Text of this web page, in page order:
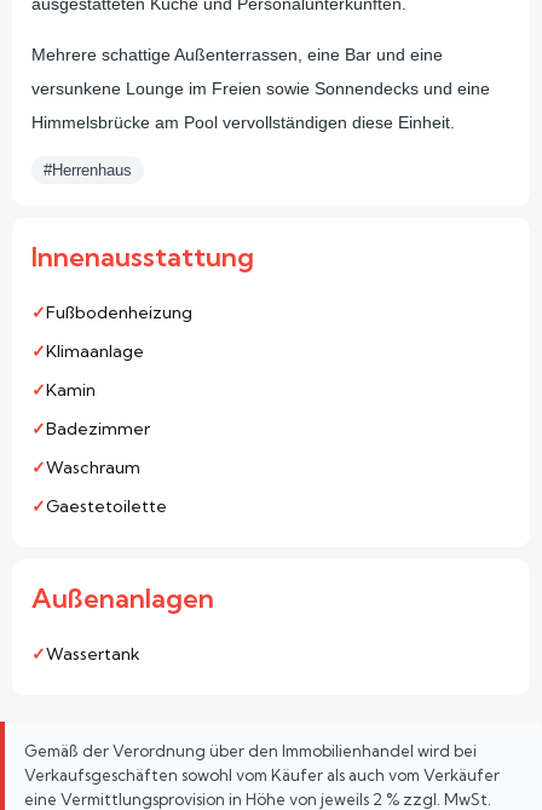
Mehrere schattige Außenterrassen, eine Bar und eine
versunkene Lounge im Freien sowie Sonnendecks und eine
Himmelsbrücke am Pool vervollständigen diese Einheit.
#Herrenhaus
Innenausstattung
Fußbodenheizung
Klimaanlage
Kamin
Badezimmer
Waschraum
Gaestetoilette
Außenanlagen
Wassertank
Gemäß der Verordnung über den Immobilienhandel wird bei
Verkaufsgeschäften sowohl vom Käufer als auch vom Verkäufer
eine Vermittlungsprovision in Höhe von jeweils 2 % zzgl. MwSt.